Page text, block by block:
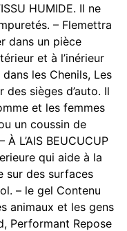
HUMIDE. Il ne
– Flemettra
dans un pièce
et à l’inérieur
les Chenils, Les
sièges d’auto. Il
et les femmes
un coussin de
L’AIS BEUCUCUP
qui aide à la
sur des surfaces
– le gel Contenu
animaux et les gens
Performant Repose